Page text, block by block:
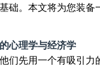
础。本文将为您装备
心理学与经济学
们先用一个有吸引